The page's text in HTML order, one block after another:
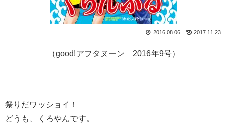
2017.11.23
2016.08.06
（good!アフタヌーン 2016年9号）
祭りだワッショイ！
どうも、くろやんです。